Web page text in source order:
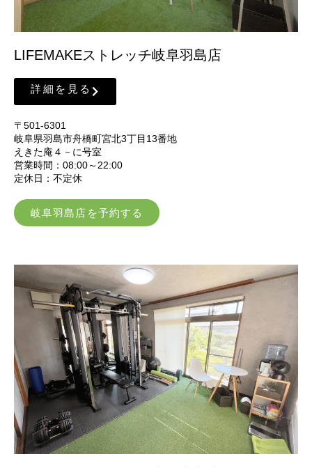
LIFEMAKEストレッチ岐阜羽島店
詳細を見る
〒501-6301
岐阜県羽島市舟橋町宮北3丁目13番地
えきた庵４－に号室
営業時間：08:00～22:00
定休日：不定休
岐阜羽島店を予約する